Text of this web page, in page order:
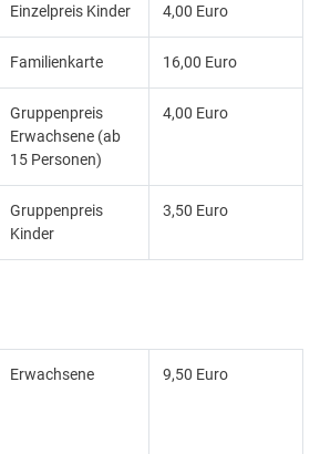
Einzelpreis Kinder 4,00 Euro
Familienkarte 16,00 Euro
Gruppenpreis
Erwachsene (ab
15 Personen)
4,00 Euro
Gruppenpreis
Kinder
3,50 Euro
Erwachsene 9,50 Euro